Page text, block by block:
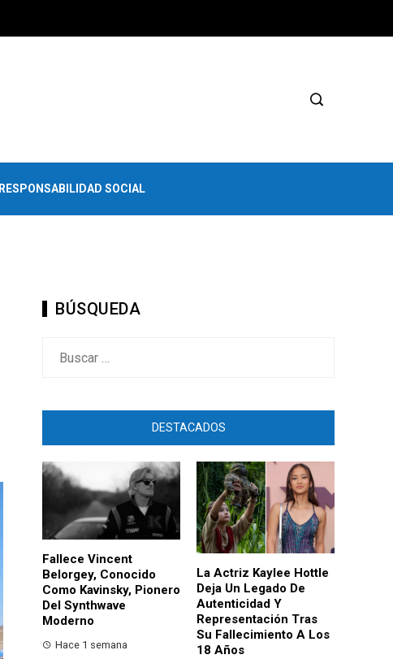
RESPONSABILIDAD SOCIAL
BÚSQUEDA
DESTACADOS
Fallece Vincent
Belorgey, Conocido
Como Kavinsky, Pionero
Del Synthwave
Moderno
Hace 1 semana
La Actriz Kaylee Hottle
Deja Un Legado De
Autenticidad Y
Representación Tras
Su Fallecimiento A Los
18 Años